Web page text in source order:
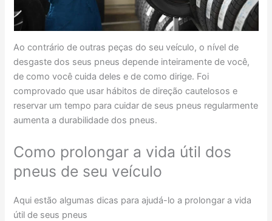
Ao contrário de outras peças do seu veículo, o nível de
desgaste dos seus pneus depende inteiramente de você,
de como você cuida deles e de como dirige. Foi
comprovado que usar hábitos de direção cautelosos e
reservar um tempo para cuidar de seus pneus regularmente
aumenta a durabilidade dos pneus.
Como prolongar a vida útil dos
pneus de seu veículo
Aqui estão algumas dicas para ajudá-lo a prolongar a vida
útil de seus pneus